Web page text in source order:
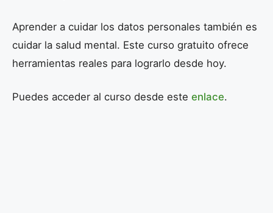
Aprender a cuidar los datos personales también es
cuidar la salud mental. Este curso gratuito ofrece
herramientas reales para lograrlo desde hoy.
Puedes acceder al curso desde este enlace.